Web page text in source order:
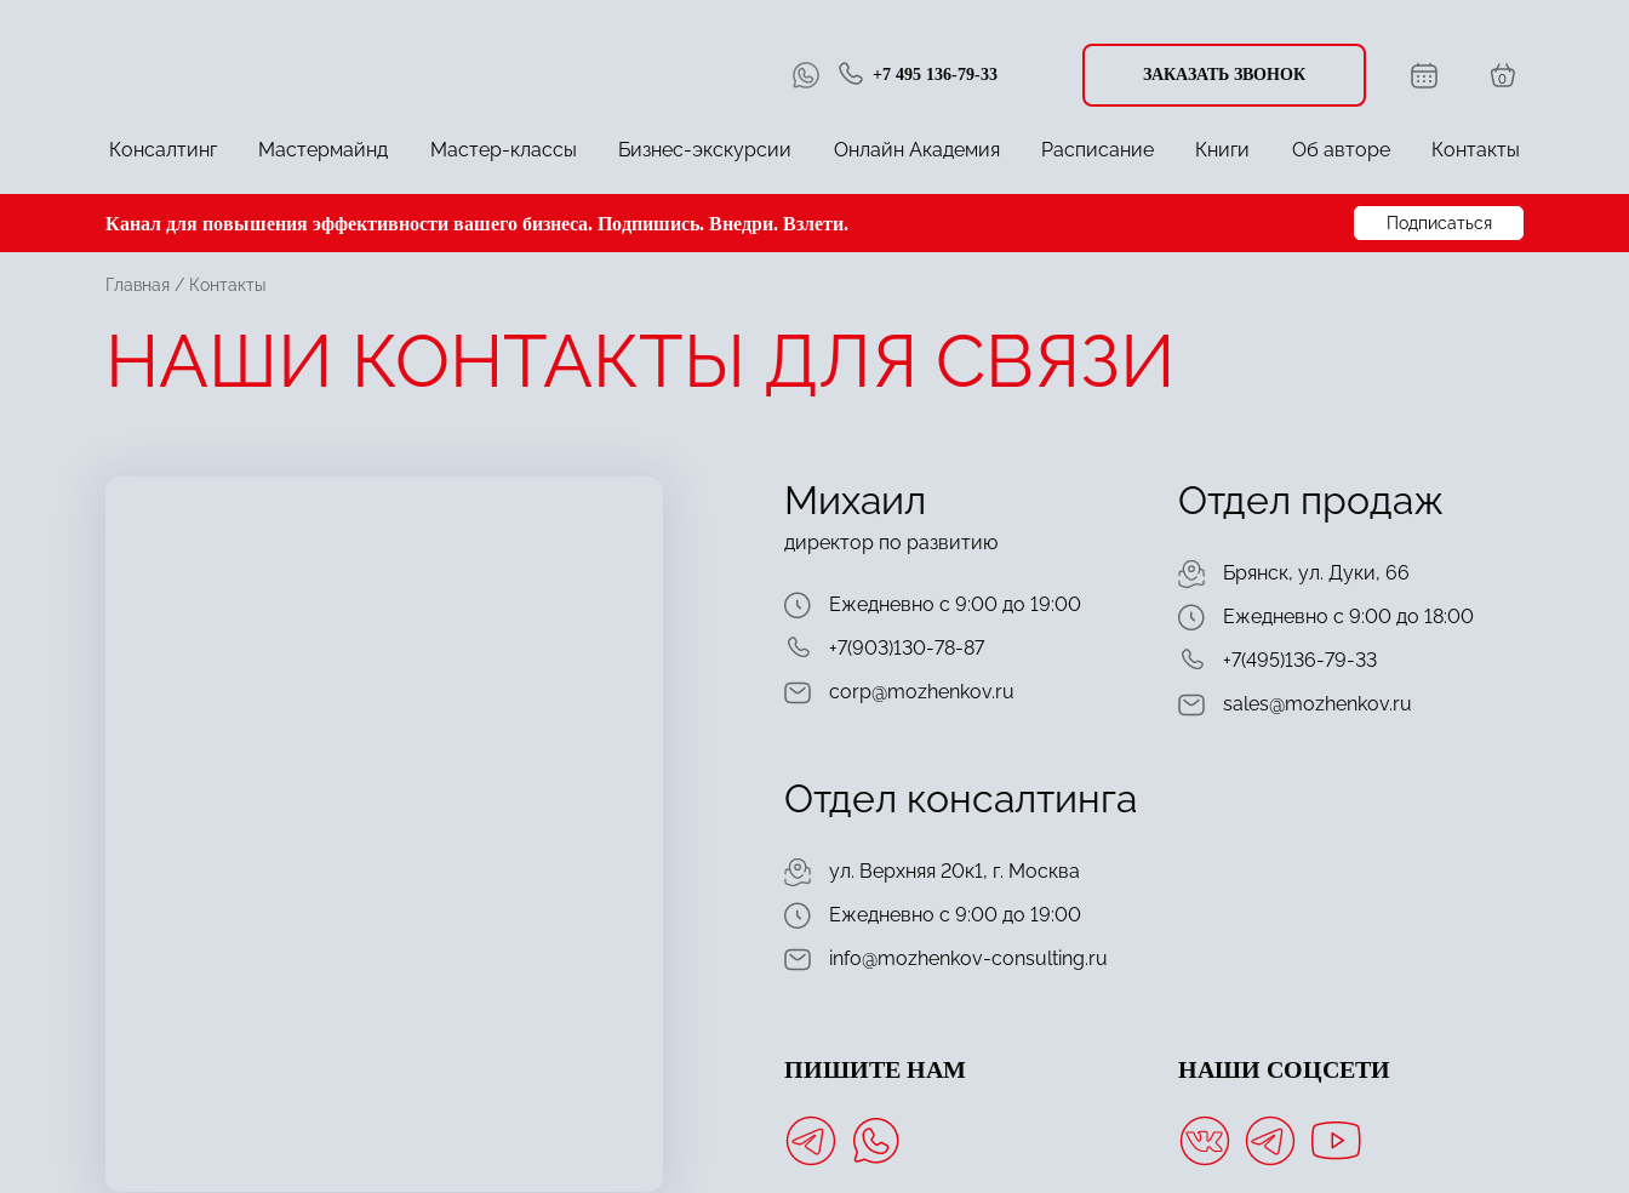
+7 495 136-79-33 ЗАКАЗАТЬ ЗВОНОК 0
Консалтинг Мастермайнд Мастер-классы Бизнес-экскурсии Онлайн Академия Расписание Книги Об авторе Контакты
Канал для повышения эффективности вашего бизнеса. Подпишись. Внедри. Взлети. Подписаться
Главная / Контакты
НАШИ КОНТАКТЫ ДЛЯ СВЯЗИ
Михаил
директор по развитию
Ежедневно с 9:00 до 19:00
+7(903)130-78-87
corp@mozhenkov.ru
Отдел продаж
Брянск, ул. Дуки, 66
Ежедневно с 9:00 до 18:00
+7(495)136-79-33
sales@mozhenkov.ru
Отдел консалтинга
ул. Верхняя 20к1, г. Москва
Ежедневно с 9:00 до 19:00
info@mozhenkov-consulting.ru
ПИШИТЕ НАМ НАШИ СОЦСЕТИ